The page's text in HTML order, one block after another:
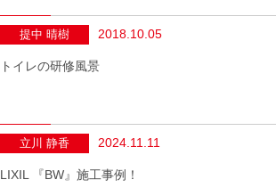
提中 晴樹 2018.10.05
トイレの研修風景
立川 静香 2024.11.11
LIXIL 『BW』施工事例！